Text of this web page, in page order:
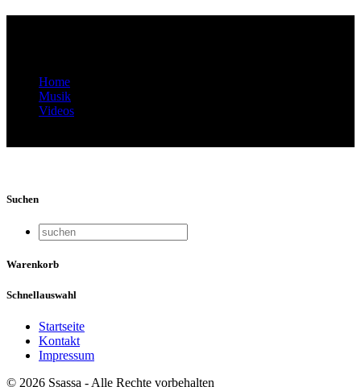
Home
Musik
Videos
Suchen
Warenkorb
Schnellauswahl
Startseite
Kontakt
Impressum
© 2026 Ssassa - Alle Rechte vorbehalten